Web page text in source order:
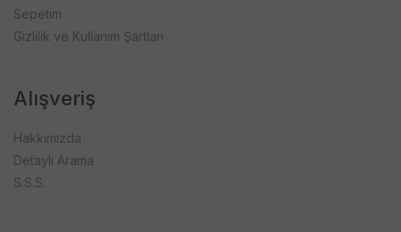
Sepetim
Gizlilik ve Kullanım Şartları
Alışveriş
Hakkımızda
Detaylı Arama
S.S.S.